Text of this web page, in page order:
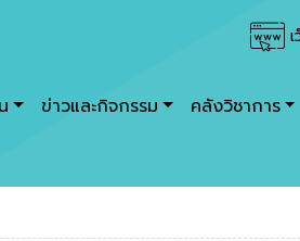
ข่าวและกิจกรรม คลังวิชาการ